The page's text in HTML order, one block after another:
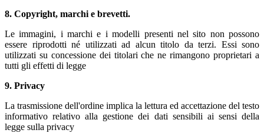
8. Copyright, marchi e brevetti.
Le immagini, i marchi e i modelli presenti nel sito non possono
essere riprodotti né utilizzati ad alcun titolo da terzi. Essi sono
utilizzati su concessione dei titolari che ne rimangono proprietari a
tutti gli effetti di legge
9. Privacy
La trasmissione dell'ordine implica la lettura ed accettazione del testo
informativo relativo alla gestione dei dati sensibili ai sensi della
legge sulla privacy